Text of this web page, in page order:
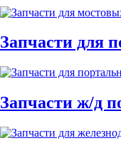
Запчасти для
Запчасти ж/д